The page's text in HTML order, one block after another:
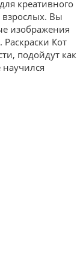
креативного
взрослых. Вы
изображения
Кот
подойдут как